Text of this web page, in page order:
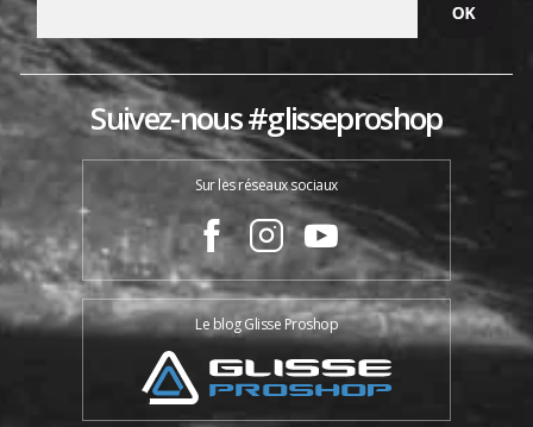
Suivez-nous #glisseproshop
Sur les réseaux sociaux
Le blog Glisse Proshop